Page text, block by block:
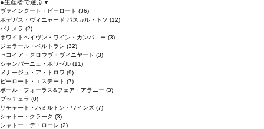
●生産者で選ぶ▼
ヴァイングート・ピーロート (36)
ボデガス・ヴィニャード パスカル・トソ (12)
パナメラ (2)
ホワイトへイヴン・ワイン・カンパニー (3)
ジェラール・ベルトラン (32)
セコイア・グロウヴ・ヴィニヤード (3)
シャンパーニュ・ボワゼル (11)
メナージュ・ア・トロワ (9)
ピーロート・エステート (7)
ボール・フォーラス&フェア・アラニー (3)
ブッチェラ (0)
リチャード・ハミルトン・ワインズ (7)
シャトー・クラーク (3)
シャトー・デ・ローレ (2)